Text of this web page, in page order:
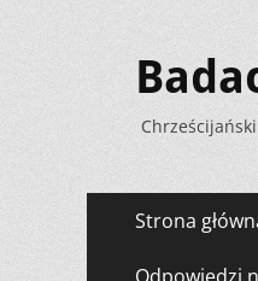
Menu
zawartości
Strona